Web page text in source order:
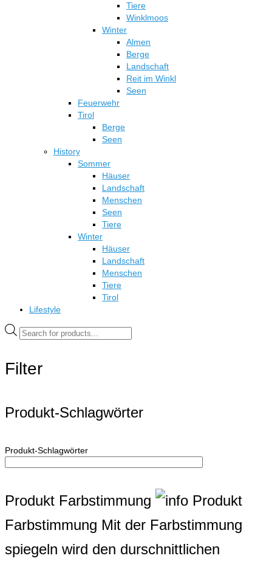
Tiere
Winklmoos
Winter
Almen
Berge
Landschaft
Reit im Winkl
Seen
Feuerwehr
Tirol
Berge
Seen
History
Sommer
Häuser
Landschaft
Menschen
Seen
Tiere
Winter
Häuser
Landschaft
Menschen
Tiere
Tirol
Lifestyle
Products
search
Filter
Produkt-Schlagwörter
Produkt-Schlagwörter
Produkt Farbstimmung
Produkt
Farbstimmung Mit der Farbstimmung
spiegeln wird den durschnittlichen